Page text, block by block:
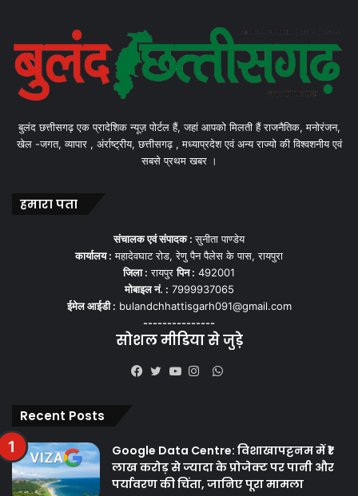
बुलंद छत्तीसगढ़ एक प्रादेशिक न्यूज़ पोर्टल हैं, जहां आपको मिलती हैं राजनैतिक, मनोरंजन,
खेल -जगत, व्यापार , अंर्राष्ट्रीय, छत्तीसगढ़ , मध्याप्रदेश एवं अन्य राज्यो की विश्वशनीय एवं
सबसे प्रथम खबर ।
हमारा पता
संचालक एवं संपादक :सुनीता पाण्डेय
कार्यालय : महादेवघाट रोड, रेणु पैन पैलेस के पास, रायपुरा
जिला : रायपुरपिन : 492001
मोबाइल नं. : 7999937065
ईमेल आईडी : bulandchhattisgarh091@gmail.com
---------------
सोशल मीडिया से जुड़े
WhatsApp
Recent Posts
Google Data Centre: विशाखापट्टनम में ₹1
लाख करोड़ से ज्यादा के प्रोजेक्ट पर पानी और
पर्यावरण की चिंता, जानिए पूरा मामला